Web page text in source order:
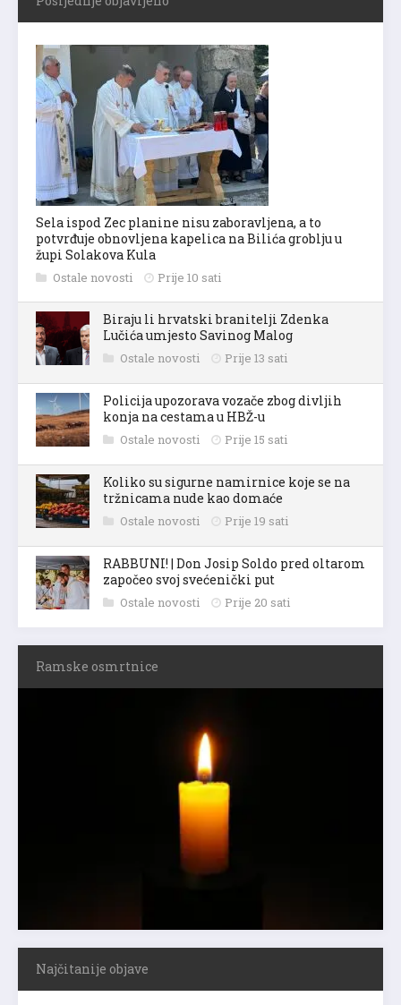
Sela ispod Zec planine nisu zaboravljena, a to
potvrđuje obnovljena kapelica na Bilića groblju u
župi Solakova Kula
Ostale novosti Prije 10 sati
Biraju li hrvatski branitelji Zdenka
Lučića umjesto Savinog Malog
Ostale novosti Prije 13 sati
Policija upozorava vozače zbog divljih
konja na cestama u HBŽ-u
Ostale novosti Prije 15 sati
Koliko su sigurne namirnice koje se na
tržnicama nude kao domaće
Ostale novosti Prije 19 sati
RABBUNI! | Don Josip Soldo pred oltarom
započeo svoj svećenički put
Ostale novosti Prije 20 sati
Ramske osmrtnice
Najčitanije objave